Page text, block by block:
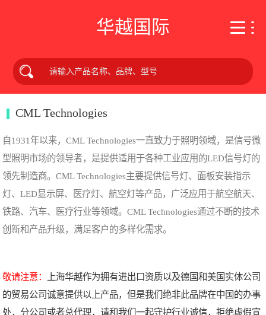
华越国际
CML Technologies
自1931年以来，CML Technologies一直致力于照明领域，是信号微
型照明市场的领导者，是提供适用于各种工业应用的LED信号灯的
领先制造商。CML Technologies主要提供信号灯、面板安装指示
灯、LED显示屏、医疗灯、航空灯等产品，广泛应用于航空航天、
铁路、汽车、医疗行业等领域。CML Technologies通过不断的技术
创新和产品升级，满足客户的多样化需求。
敬请注意：
上海华越作为拥有进出口资质以及德国和美国实体公司
的贸易公司诚意提供以上产品，但是我们绝非此品牌在中国的办事
处，分公司或者总代理，请和我们一起守护行业诚信，拒绝虚假宣